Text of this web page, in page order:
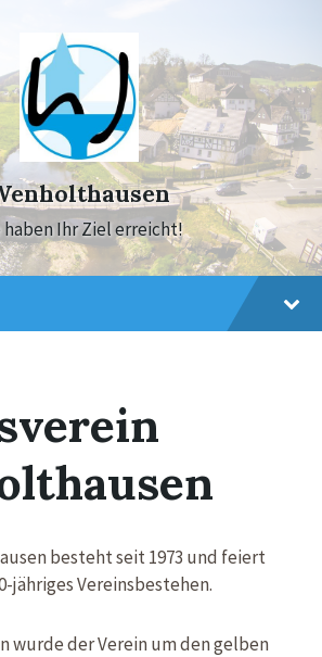
haben Ihr Ziel erreicht!
besteht seit 1973 und feiert
jähriges Vereinsbestehen.
wurde der Verein um den gelben